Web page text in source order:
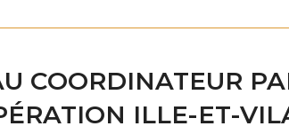
COORDINATEUR
ILLE-ET-